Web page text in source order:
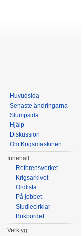
Huvudsida
Senaste ändringarna
Slumpsida
Hjälp
Diskussion
Om Krigsmaskinen
Innehåll
Referensverket
Krigsarkivet
Ordlista
På jobbet
Studiecirklar
Bokbordet
Verktyg